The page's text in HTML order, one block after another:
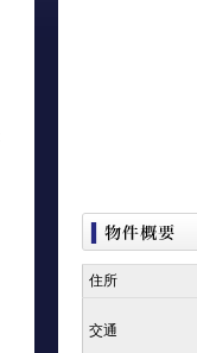
住所
交通